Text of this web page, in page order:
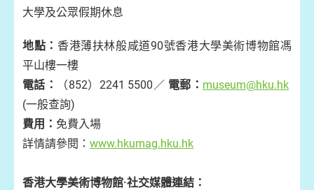
大學及公眾假期休息
地點： 香港薄扶林般咸道90號香港大學美術博物館馮
平山樓一樓
電話：
（852）2241 5500／ 電郵： museum@hku.hk
(一般查詢)
費用： 免費入場
詳情請參閱： www.hkumag.hku.hk
香港大學美術博物館·社交媒體連結：